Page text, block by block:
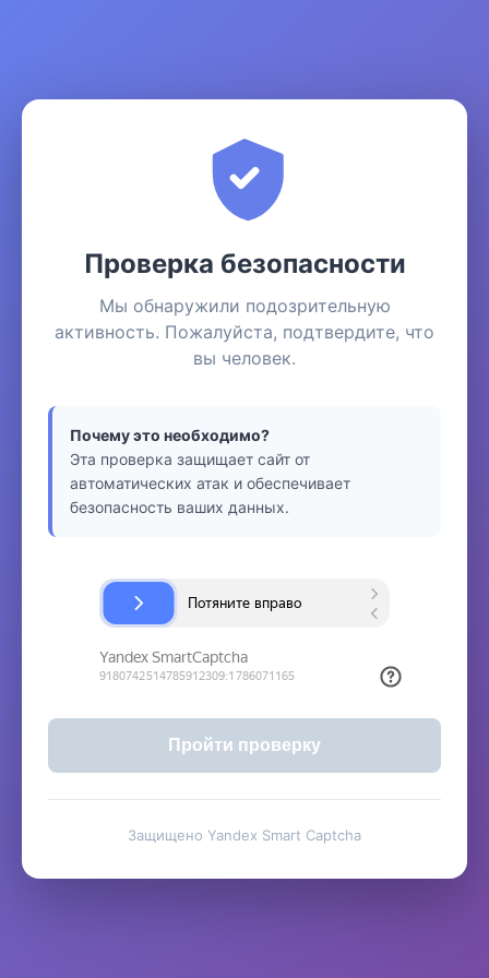
Проверка безопасности
Мы обнаружили подозрительную
активность. Пожалуйста, подтвердите, что
вы человек.
Почему это необходимо?
Эта проверка защищает сайт от
автоматических атак и обеспечивает
безопасность ваших данных.
Пройти проверку
Защищено Yandex Smart Captcha